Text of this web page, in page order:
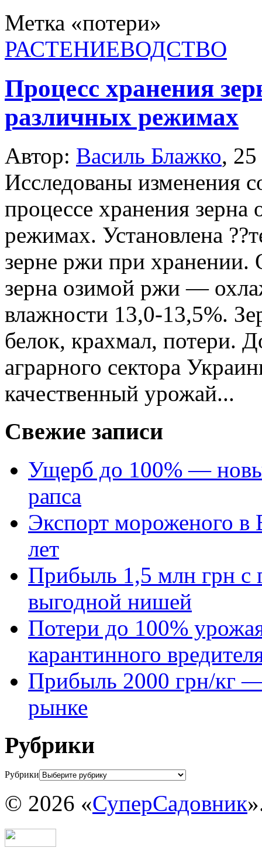
Метка «потери»
РАСТЕНИЕВОДСТВО
Процесс хранения
различных режимах
Автор: Василь Блажко,
Исследованы изменения
процессе хранения
режимах. Установлена
зерне ржи при
зерна озимой ржи —
влажности 13,0-13,5%.
белок, крахмал, потери.
аграрного сектора
качественный урожай...
Свежие записи
Ущерб до 100% —
рапса
Экспорт мороженого в
лет
Прибыль 1,5 млн грн с
выгодной нишей
Потери до 100%
карантинного
Прибыль 2000 грн/кг —
рынке
Рубрики
Рубрики
© 2026 «СуперСадовник